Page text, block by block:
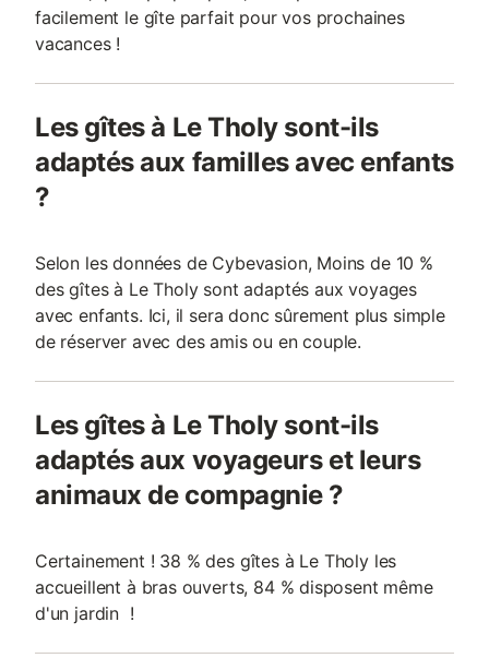
facilement le gîte parfait pour vos prochaines
vacances !
Les gîtes à Le Tholy sont-ils
adaptés aux familles avec enfants
?
Selon les données de Cybevasion, Moins de 10 %
des gîtes à Le Tholy sont adaptés aux voyages
avec enfants. Ici, il sera donc sûrement plus simple
de réserver avec des amis ou en couple.
Les gîtes à Le Tholy sont-ils
adaptés aux voyageurs et leurs
animaux de compagnie ?
Certainement ! 38 % des gîtes à Le Tholy les
accueillent à bras ouverts, 84 % disposent même
d'un jardin !